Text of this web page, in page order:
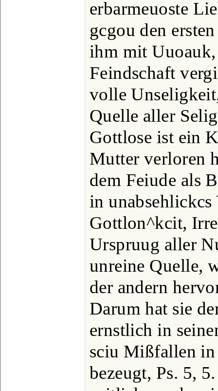
erbarmeuoste
gcgou den
ihm mit
Feindschaft
volle
Quelle aller
Gottlose ist ein
Mutter verloren
dem Feiude als
in unabsehlickcs
Gottlon^kcit,
Urspruug aller
unreine Quelle,
der andern
Darum hat sie
ernstlich in
sciu Mißfallen in
bezeugt, Ps. 5,